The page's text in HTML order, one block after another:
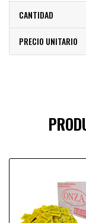
CANTIDAD
PRECIO UNITARIO